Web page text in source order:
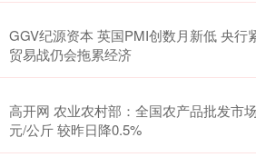
GGV纪源资本 英国PMI创数月新低 央行
贸易战仍会拖累经济
高开网 农业农村部：全国农产品批发市
元/公斤 较昨日降0.5%